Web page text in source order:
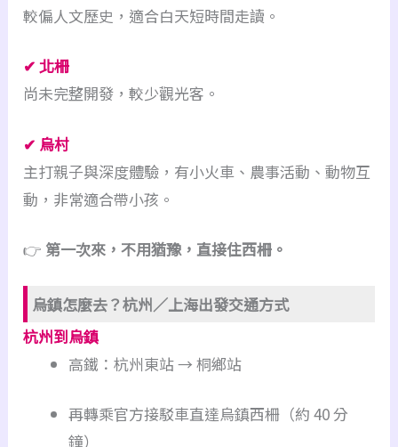
較偏人文歷史，適合白天短時間走讀。
✔ 北柵
尚未完整開發，較少觀光客。
✔ 烏村
主打親子與深度體驗，有小火車、農事活動、動物互
動，非常適合帶小孩。
👉 第一次來，不用猶豫，直接住西柵。
烏鎮怎麼去？杭州／上海出發交通方式
杭州到烏鎮
高鐵：杭州東站 → 桐鄉站
再轉乘官方接駁車直達烏鎮西柵（約 40 分
鐘）